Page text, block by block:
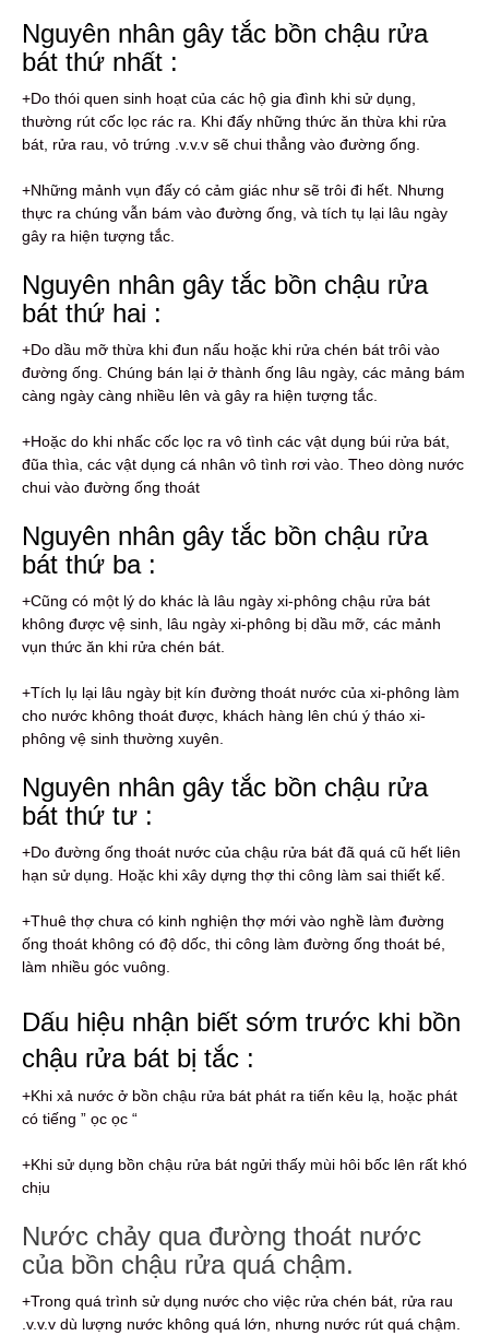
Nguyên nhân gây tắc bồn chậu rửa
bát thứ nhất :
+Do thói quen sinh hoạt của các hộ gia đình khi sử dụng,
thường rút cốc lọc rác ra. Khi đấy những thức ăn thừa khi rửa
bát, rửa rau, vỏ trứng .v.v.v sẽ chui thẳng vào đường ống.
+Những mảnh vụn đấy có cảm giác như sẽ trôi đi hết. Nhưng
thực ra chúng vẫn bám vào đường ống, và tích tụ lại lâu ngày
gây ra hiện tượng tắc.
Nguyên nhân gây tắc bồn chậu rửa
bát thứ hai :
+Do dầu mỡ thừa khi đun nấu hoặc khi rửa chén bát trôi vào
đường ống. Chúng bán lại ở thành ống lâu ngày, các mảng bám
càng ngày càng nhiều lên và gây ra hiện tượng tắc.
+Hoặc do khi nhấc cốc lọc ra vô tình các vật dụng búi rửa bát,
đũa thìa, các vật dụng cá nhân vô tình rơi vào. Theo dòng nước
chui vào đường ống thoát
Nguyên nhân gây tắc bồn chậu rửa
bát thứ ba :
+Cũng có một lý do khác là lâu ngày xi-phông chậu rửa bát
không được vệ sinh, lâu ngày xi-phông bị dầu mỡ, các mảnh
vụn thức ăn khi rửa chén bát.
+Tích lụ lại lâu ngày bịt kín đường thoát nước của xi-phông làm
cho nước không thoát được, khách hàng lên chú ý tháo xi-
phông vệ sinh thường xuyên.
Nguyên nhân gây tắc bồn chậu rửa
bát thứ tư :
+Do đường ống thoát nước của chậu rửa bát đã quá cũ hết liên
hạn sử dụng. Hoặc khi xây dựng thợ thi công làm sai thiết kế.
+Thuê thợ chưa có kinh nghiện thợ mới vào nghề làm đường
ống thoát không có độ dốc, thi công làm đường ống thoát bé,
làm nhiều góc vuông.
Dấu hiệu nhận biết sớm trước khi bồn
chậu rửa bát bị tắc :
+Khi xả nước ở bồn chậu rửa bát phát ra tiến kêu lạ, hoặc phát
có tiếng ” ọc ọc “
+Khi sử dụng bồn chậu rửa bát ngửi thấy mùi hôi bốc lên rất khó
chịu
Nước chảy qua đường thoát nước
của bồn chậu rửa quá chậm.
+Trong quá trình sử dụng nước cho việc rửa chén bát, rửa rau
.v.v.v dù lượng nước không quá lớn, nhưng nước rút quá chậm.